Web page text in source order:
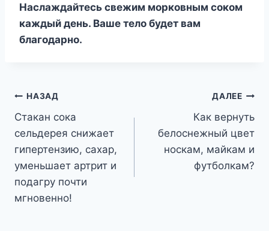
Наслаждайтесь свежим морковным соком
каждый день. Ваше тело будет вам
благодарно.
Навигация
по
записям
НАЗАД
Стакан сока
сельдерея снижает
гипертензию, сахар,
уменьшает артрит и
подагру почти
мгновенно!
ДАЛЕЕ
Как вернуть
белоснежный цвет
носкам, майкам и
футболкам?